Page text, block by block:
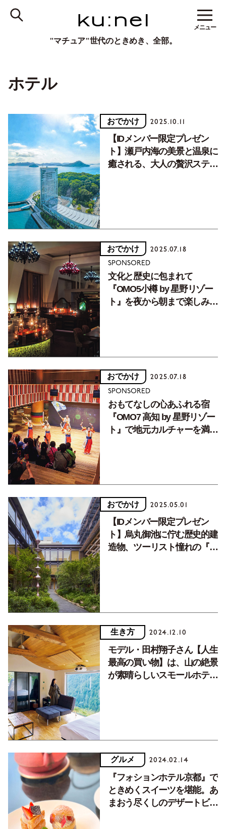
"マチュア"世代のときめき、全部。
メニュー
ホテル
おでかけ 2025.10.11
【IDメンバー限定プレゼン
ト】瀬戸内海の美景と温泉に
癒される、大人の贅沢ステイ
おでかけ 2025.07.18
SPONSORED
文化と歴史に包まれて
『OMO5小樽 by 星野リゾー
ト』を夜から朝まで楽しみつ
おでかけ 2025.07.18
SPONSORED
おもてなしの心あふれる宿
『OMO7 高知 by 星野リゾー
ト』で地元カルチャーを満
おでかけ 2025.05.01
【IDメンバー限定プレゼン
ト】烏丸御池に佇む歴史的建
造物、ツーリスト憧れの『エ
生き方 2024.12.10
モデル・田村翔子さん【人生
最高の買い物】は、山の絶景
が素晴らしいスモールホテ
グルメ 2024.02.14
『フォションホテル京都』で
ときめくスイーツを堪能。あ
まおう尽くしのデザートビュ